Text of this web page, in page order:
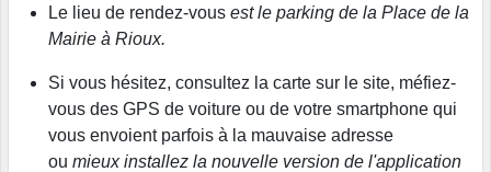
Le lieu de rendez-vous est le parking de la Place de la
Mairie à Rioux.
Si vous hésitez, consultez la carte sur le site, méfiez-
vous des GPS de voiture ou de votre smartphone qui
vous envoient parfois à la mauvaise adresse
ou mieux installez la nouvelle version de l'application